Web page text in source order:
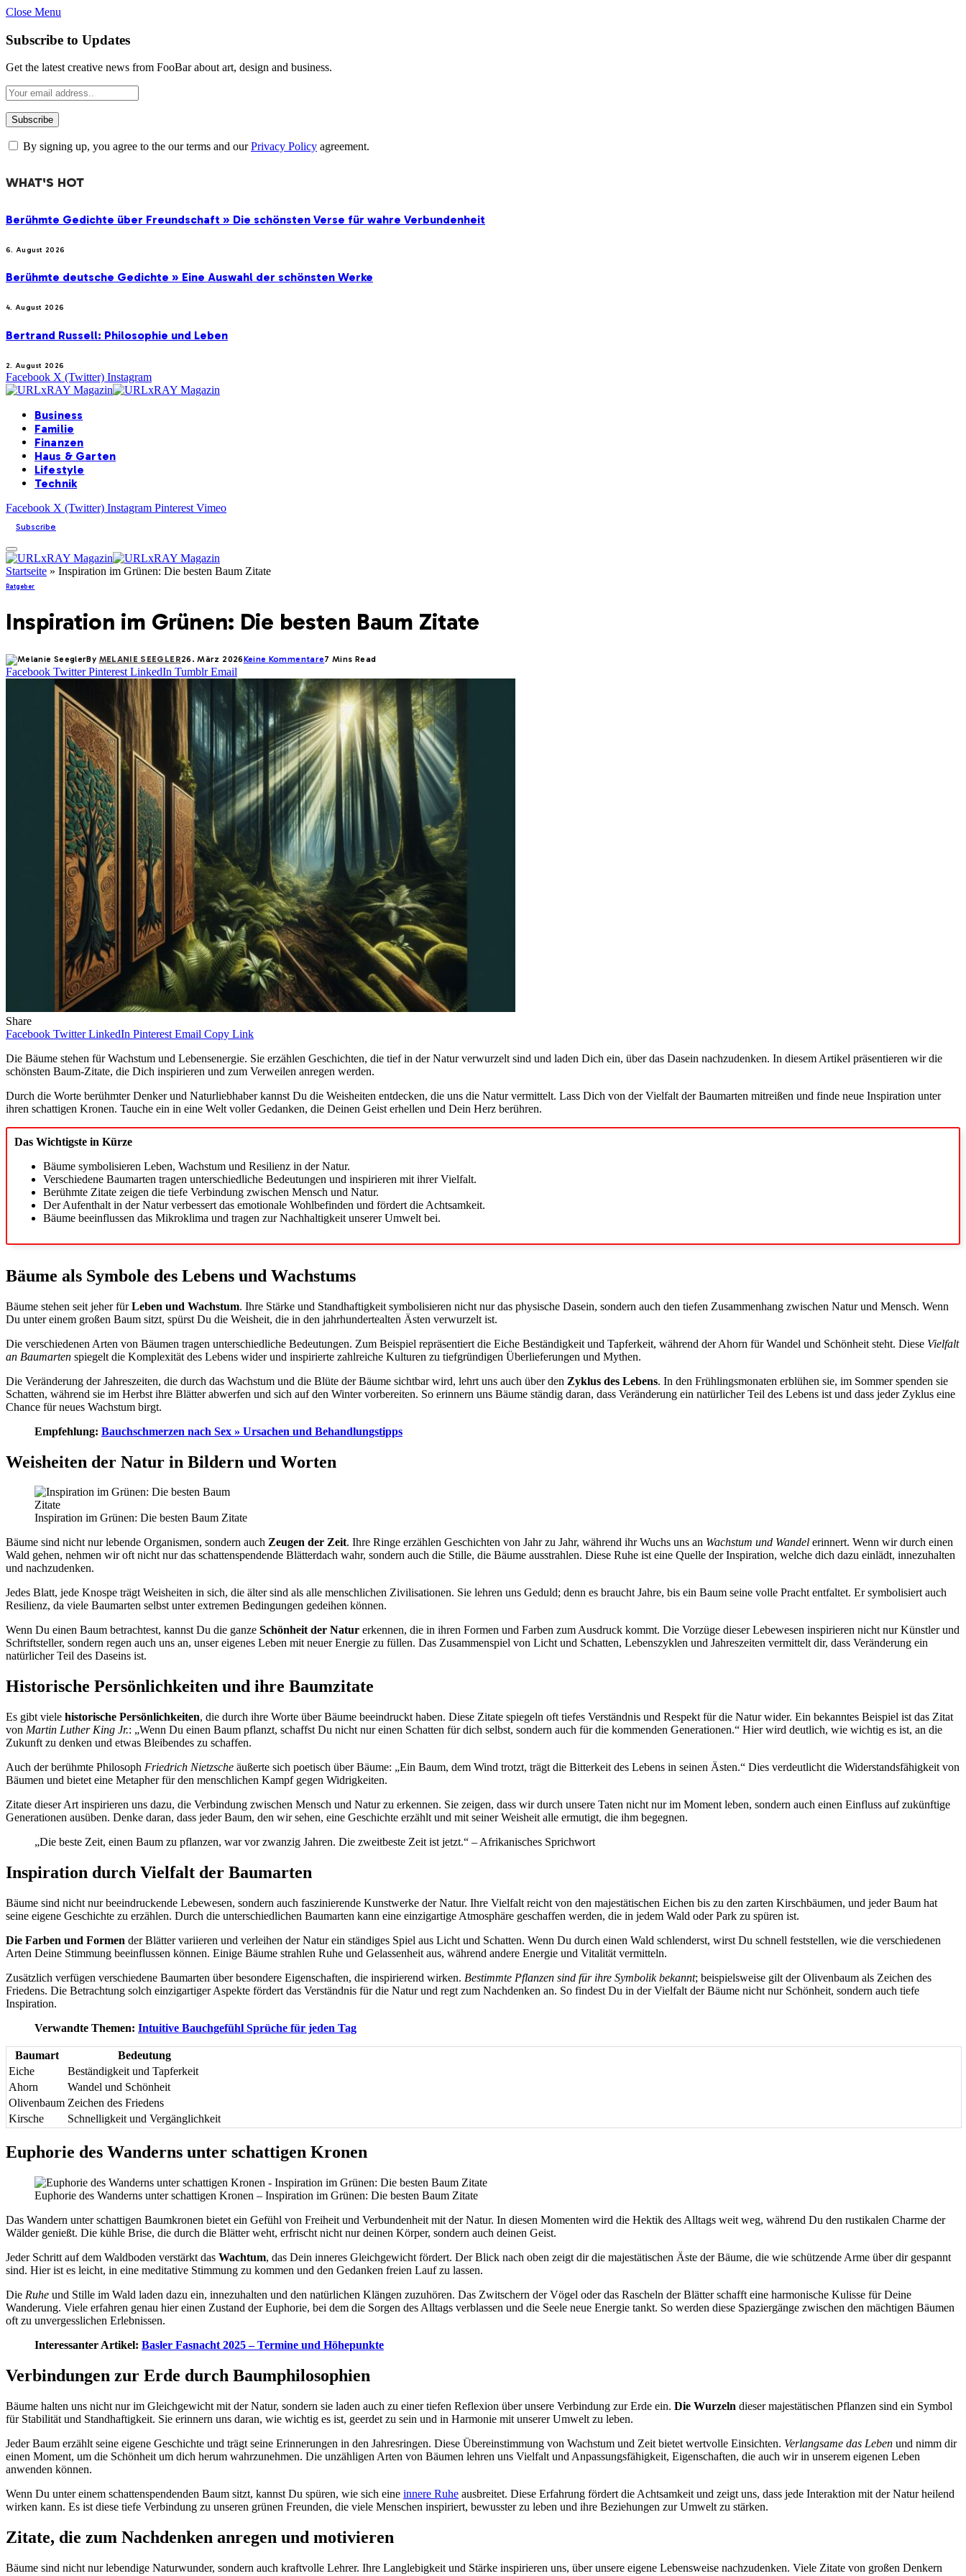
Close Menu
Subscribe to Updates
Get the latest creative news from FooBar about art, design and business.
By signing up, you agree to the our terms and ourPrivacy Policy agreement.
WHAT'S HOT
Berühmte Gedichte über Freundschaft » Die schönsten Verse für wahre Verbundenheit
6. August 2026
Berühmte deutsche Gedichte » Eine Auswahl der schönsten Werke
4. August 2026
Bertrand Russell: Philosophie und Leben
2. August 2026
Facebook X (Twitter) Instagram
Business
Familie
Finanzen
Haus & Garten
Lifestyle
Technik
Facebook X (Twitter) Instagram Pinterest Vimeo
Subscribe
Startseite » Inspiration im Grünen: Die besten Baum Zitate
Ratgeber
Inspiration im Grünen: Die besten Baum Zitate
By MELANIE SEEGLER26. März 2026Keine Kommentare7 Mins Read
Facebook Twitter Pinterest LinkedIn Tumblr Email
Share
Facebook Twitter LinkedIn Pinterest Email Copy Link
Die Bäume stehen für Wachstum und Lebensenergie. Sie erzählen Geschichten, die tief in der Natur verwurzelt sind und laden Dich ein, über das Dasein nachzudenken. In diesem Artikel präsentieren wir die
schönsten Baum-Zitate, die Dich inspirieren und zum Verweilen anregen werden.
Durch die Worte berühmter Denker und Naturliebhaber kannst Du die Weisheiten entdecken, die uns die Natur vermittelt. Lass Dich von der Vielfalt der Baumarten mitreißen und finde neue Inspiration unter
ihren schattigen Kronen. Tauche ein in eine Welt voller Gedanken, die Deinen Geist erhellen und Dein Herz berühren.
Das Wichtigste in Kürze
Bäume symbolisieren Leben, Wachstum und Resilienz in der Natur.
Verschiedene Baumarten tragen unterschiedliche Bedeutungen und inspirieren mit ihrer Vielfalt.
Berühmte Zitate zeigen die tiefe Verbindung zwischen Mensch und Natur.
Der Aufenthalt in der Natur verbessert das emotionale Wohlbefinden und fördert die Achtsamkeit.
Bäume beeinflussen das Mikroklima und tragen zur Nachhaltigkeit unserer Umwelt bei.
Bäume als Symbole des Lebens und Wachstums
Bäume stehen seit jeher fürLeben und Wachstum. Ihre Stärke und Standhaftigkeit symbolisieren nicht nur das physische Dasein, sondern auch den tiefen Zusammenhang zwischen Natur und Mensch. Wenn
Du unter einem großen Baum sitzt, spürst Du die Weisheit, die in den jahrhundertealten Ästen verwurzelt ist.
Die verschiedenen Arten von Bäumen tragen unterschiedliche Bedeutungen. Zum Beispiel repräsentiert die Eiche Beständigkeit und Tapferkeit, während der Ahorn für Wandel und Schönheit steht. Diese Vielfalt
an Baumarten spiegelt die Komplexität des Lebens wider und inspirierte zahlreiche Kulturen zu tiefgründigen Überlieferungen und Mythen.
Die Veränderung der Jahreszeiten, die durch das Wachstum und die Blüte der Bäume sichtbar wird, lehrt uns auch über den Zyklus des Lebens. In den Frühlingsmonaten erblühen sie, im Sommer spenden sie
Schatten, während sie im Herbst ihre Blätter abwerfen und sich auf den Winter vorbereiten. So erinnern uns Bäume ständig daran, dass Veränderung ein natürlicher Teil des Lebens ist und dass jeder Zyklus eine
Chance für neues Wachstum birgt.
Empfehlung: Bauchschmerzen nach Sex » Ursachen und Behandlungstipps
Weisheiten der Natur in Bildern und Worten
Inspiration im Grünen: Die besten Baum Zitate
Bäume sind nicht nur lebende Organismen, sondern auch Zeugen der Zeit. Ihre Ringe erzählen Geschichten von Jahr zu Jahr, während ihr Wuchs uns an Wachstum und Wandel erinnert. Wenn wir durch einen
Wald gehen, nehmen wir oft nicht nur das schattenspendende Blätterdach wahr, sondern auch die Stille, die Bäume ausstrahlen. Diese Ruhe ist eine Quelle der Inspiration, welche dich dazu einlädt, innezuhalten
und nachzudenken.
Jedes Blatt, jede Knospe trägt Weisheiten in sich, die älter sind als alle menschlichen Zivilisationen. Sie lehren uns Geduld; denn es braucht Jahre, bis ein Baum seine volle Pracht entfaltet. Er symbolisiert auch
Resilienz, da viele Baumarten selbst unter extremen Bedingungen gedeihen können.
Wenn Du einen Baum betrachtest, kannst Du die ganze Schönheit der Natur erkennen, die in ihren Formen und Farben zum Ausdruck kommt. Die Vorzüge dieser Lebewesen inspirieren nicht nur Künstler und
Schriftsteller, sondern regen auch uns an, unser eigenes Leben mit neuer Energie zu füllen. Das Zusammenspiel von Licht und Schatten, Lebenszyklen und Jahreszeiten vermittelt dir, dass Veränderung ein
natürlicher Teil des Daseins ist.
Historische Persönlichkeiten und ihre Baumzitate
Es gibt viele historische Persönlichkeiten, die durch ihre Worte über Bäume beeindruckt haben. Diese Zitate spiegeln oft tiefes Verständnis und Respekt für die Natur wider. Ein bekanntes Beispiel ist das Zitat
von Martin Luther King Jr.: „Wenn Du einen Baum pflanzt, schaffst Du nicht nur einen Schatten für dich selbst, sondern auch für die kommenden Generationen.“ Hier wird deutlich, wie wichtig es ist, an die
Zukunft zu denken und etwas Bleibendes zu schaffen.
Auch der berühmte Philosoph Friedrich Nietzsche äußerte sich poetisch über Bäume: „Ein Baum, dem Wind trotzt, trägt die Bitterkeit des Lebens in seinen Ästen.“ Dies verdeutlicht die Widerstandsfähigkeit von
Bäumen und bietet eine Metapher für den menschlichen Kampf gegen Widrigkeiten.
Zitate dieser Art inspirieren uns dazu, die Verbindung zwischen Mensch und Natur zu erkennen. Sie zeigen, dass wir durch unsere Taten nicht nur im Moment leben, sondern auch einen Einfluss auf zukünftige
Generationen ausüben. Denke daran, dass jeder Baum, den wir sehen, eine Geschichte erzählt und mit seiner Weisheit alle ermutigt, die ihm begegnen.
„Die beste Zeit, einen Baum zu pflanzen, war vor zwanzig Jahren. Die zweitbeste Zeit ist jetzt.“ – Afrikanisches Sprichwort
Inspiration durch Vielfalt der Baumarten
Bäume sind nicht nur beeindruckende Lebewesen, sondern auch faszinierende Kunstwerke der Natur. Ihre Vielfalt reicht von den majestätischen Eichen bis zu den zarten Kirschbäumen, und jeder Baum hat
seine eigene Geschichte zu erzählen. Durch die unterschiedlichen Baumarten kann eine einzigartige Atmosphäre geschaffen werden, die in jedem Wald oder Park zu spüren ist.
Die Farben und Formen der Blätter variieren und verleihen der Natur ein ständiges Spiel aus Licht und Schatten. Wenn Du durch einen Wald schlenderst, wirst Du schnell feststellen, wie die verschiedenen
Arten Deine Stimmung beeinflussen können. Einige Bäume strahlen Ruhe und Gelassenheit aus, während andere Energie und Vitalität vermitteln.
Zusätzlich verfügen verschiedene Baumarten über besondere Eigenschaften, die inspirierend wirken. Bestimmte Pflanzen sind für ihre Symbolik bekannt; beispielsweise gilt der Olivenbaum als Zeichen des
Friedens. Die Betrachtung solch einzigartiger Aspekte fördert das Verständnis für die Natur und regt zum Nachdenken an. So findest Du in der Vielfalt der Bäume nicht nur Schönheit, sondern auch tiefe
Inspiration.
Verwandte Themen: Intuitive Bauchgefühl Sprüche für jeden Tag
Baumart
Bedeutung
Eiche
Beständigkeit und Tapferkeit
Ahorn
Wandel und Schönheit
Olivenbaum Zeichen des Friedens
Kirsche
Schnelligkeit und Vergänglichkeit
Euphorie des Wanderns unter schattigen Kronen
Euphorie des Wanderns unter schattigen Kronen – Inspiration im Grünen: Die besten Baum Zitate
Das Wandern unter schattigen Baumkronen bietet ein Gefühl von Freiheit und Verbundenheit mit der Natur. In diesen Momenten wird die Hektik des Alltags weit weg, während Du den rustikalen Charme der
Wälder genießt. Die kühle Brise, die durch die Blätter weht, erfrischt nicht nur deinen Körper, sondern auch deinen Geist.
Jeder Schritt auf dem Waldboden verstärkt das Wachtum, das Dein inneres Gleichgewicht fördert. Der Blick nach oben zeigt dir die majestätischen Äste der Bäume, die wie schützende Arme über dir gespannt
sind. Hier ist es leicht, in eine meditative Stimmung zu kommen und den Gedanken freien Lauf zu lassen.
Die Ruhe und Stille im Wald laden dazu ein, innezuhalten und den natürlichen Klängen zuzuhören. Das Zwitschern der Vögel oder das Rascheln der Blätter schafft eine harmonische Kulisse für Deine
Wanderung. Viele erfahren genau hier einen Zustand der Euphorie, bei dem die Sorgen des Alltags verblassen und die Seele neue Energie tankt. So werden diese Spaziergänge zwischen den mächtigen Bäumen
oft zu unvergesslichen Erlebnissen.
Interessanter Artikel: Basler Fasnacht 2025 – Termine und Höhepunkte
Verbindungen zur Erde durch Baumphilosophien
Bäume halten uns nicht nur im Gleichgewicht mit der Natur, sondern sie laden auch zu einer tiefen Reflexion über unsere Verbindung zur Erde ein. Die Wurzeln dieser majestätischen Pflanzen sind ein Symbol
für Stabilität und Standhaftigkeit. Sie erinnern uns daran, wie wichtig es ist, geerdet zu sein und in Harmonie mit unserer Umwelt zu leben.
Jeder Baum erzählt seine eigene Geschichte und trägt seine Erinnerungen in den Jahresringen. Diese Übereinstimmung von Wachstum und Zeit bietet wertvolle Einsichten. Verlangsame das Leben und nimm dir
einen Moment, um die Schönheit um dich herum wahrzunehmen. Die unzähligen Arten von Bäumen lehren uns Vielfalt und Anpassungsfähigkeit, Eigenschaften, die auch wir in unserem eigenen Leben
anwenden können.
Wenn Du unter einem schattenspendenden Baum sitzt, kannst Du spüren, wie sich eine innere Ruhe ausbreitet. Diese Erfahrung fördert die Achtsamkeit und zeigt uns, dass jede Interaktion mit der Natur heilend
wirken kann. Es ist diese tiefe Verbindung zu unseren grünen Freunden, die viele Menschen inspiriert, bewusster zu leben und ihre Beziehungen zur Umwelt zu stärken.
Zitate, die zum Nachdenken anregen und motivieren
Bäume sind nicht nur lebendige Naturwunder, sondern auch kraftvolle Lehrer. Ihre Langlebigkeit und Stärke inspirieren uns, über unsere eigene Lebensweise nachzudenken. Viele Zitate von großen Denkern